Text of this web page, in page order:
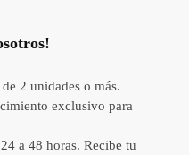
2 unidades o más.
exclusivo para
a 48 horas. Recibe tu